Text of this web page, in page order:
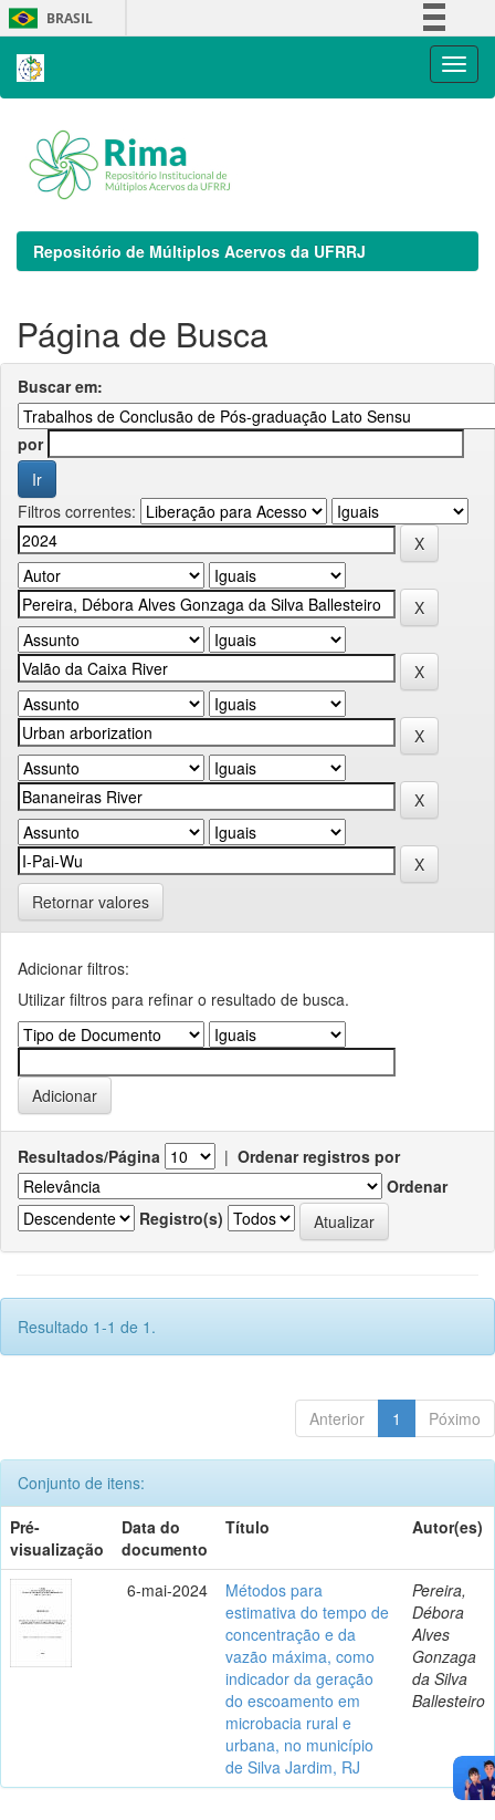
Skip
navigation
BRASIL
Repositório de Múltiplos Acervos da UFRRJ
Página de Busca
Buscar em:
por
Filtros correntes:
Retornar valores
Adicionar filtros:
Utilizar filtros para refinar o resultado de busca.
Resultados/Página | Ordenar registros por
Ordenar
Registro(s)
Resultado 1-1 de 1.
Anterior 1 Póximo
Conjunto de itens:
Pré-
visualização
Data do
documento
Título Autor(es)
6-mai-2024
Métodos para
estimativa do tempo de
concentração e da
vazão máxima, como
indicador da geração
do escoamento em
microbacia rural e
urbana, no município
de Silva Jardim, RJ
Pereira,
Débora
Alves
Gonzaga
da Silva
Ballesteiro